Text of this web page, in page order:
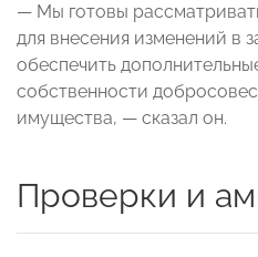
— Мы готовы
для внесения изменений в
обеспечить
собственности
имущества, — сказал он.
Проверки и